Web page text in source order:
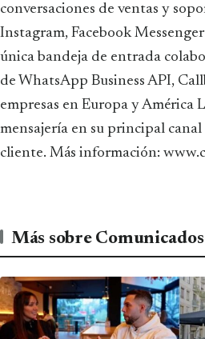
conversaciones de ventas y
Instagram, Facebook
única bandeja de entrada
de WhatsApp Business API,
empresas en Europa y América
mensajería en su principal
cliente. Más información:
Más sobre Comunicados